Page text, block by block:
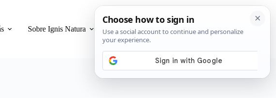
Sobre Ignis Natura Privacidad y Cookies